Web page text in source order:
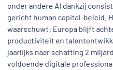
onder andere AI dankzij
gericht human capital-beleid.
waarschuwt: Europa blijft
productiviteit en
jaarlijks naar schatting 2
voldoende digitale